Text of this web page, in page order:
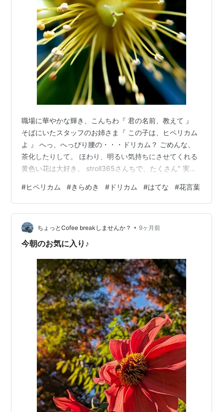
職場に華やかな輝き、こんちわ『 君の名前、教えて 』
そばにいたスタッフのお姉さま『 この子は、ヒペリカム
よ 』 へっ、へっぴり腰の・・・ドリカム？ ごめんな、
茶化したりして。 ほわり、明るい気持ちにさせてくれる
黄色い花は大好き。 stroll365さんちで、たくさん" 実も
』原産地はヨーロッパ、世界中で400種類以上あると
か。 花言葉は『 きらめき 』や『 悲しみは続かない 』、
前向きなのがいいね。 今日で投稿4000日、三日坊主が
よう続けてこられたのに驚いている。 ご縁のあったよし
子ちゃん、誘われ始めたブログ。 『 するんなら、はて…
#ヒペリカム #きらめき # ドリカム #はてな #花言葉
ちょっとCofee breakしませんか？ • 9ヶ月前
今朝のお気に入り♪